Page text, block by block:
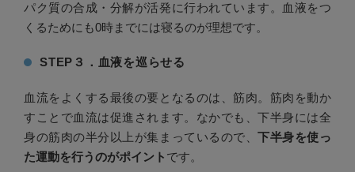
パク質の合成・分解が活発に行われています。血液をつ
くるためにも0時までには寝るのが理想です。
STEP３．血液を巡らせる
血流をよくする最後の要となるのは、筋肉。筋肉を動か
すことで血流は促進されます。なかでも、下半身には全
身の筋肉の半分以上が集まっているので、下半身を使っ
た運動を行うのがポイント です。